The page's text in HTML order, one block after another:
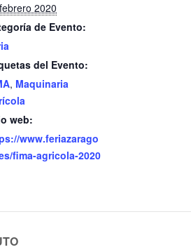
2020
de Evento:
del Evento:
, Maquinaria
web:
www.feriazarago
fima-agricola-2020